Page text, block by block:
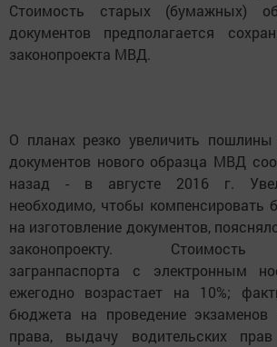
Стоимость старых (бумажных)
документов предполагается
законопроекта МВД.
О планах резко увеличить
документов нового образца МВД
назад - в августе 2016 г.
необходимо, чтобы компенсировать
на изготовление документов,
законопроекту. Стоимость
загранпаспорта с электронным
ежегодно возрастает на 10%;
бюджета на проведение экзаменов
права, выдачу водительских